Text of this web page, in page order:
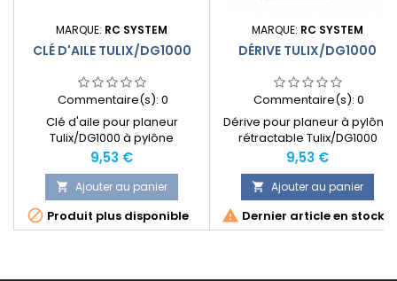
MARQUE: RC SYSTEM
CLÉ D'AILE TULIX/DG1000
Commentaire(s): 0
Clé d'aile pour planeur
Tulix/DG1000 à pylône
rétractable
Prix
9,53 €
 Ajouter au panier
 Produit plus disponible
MARQUE: RC SYSTEM
DÉRIVE TULIX/DG1000
Commentaire(s): 0
Dérive pour planeur à pylône
rétractable Tulix/DG1000
Prix
9,53 €
 Ajouter au panier
 Dernier article en stock